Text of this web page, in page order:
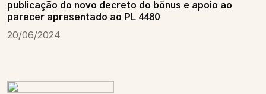
publicação do novo decreto do bônus e apoio ao
parecer apresentado ao PL 4480
20/06/2024